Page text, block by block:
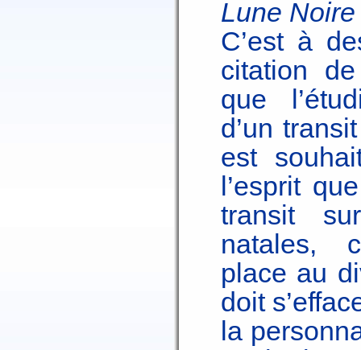
Lune
C’est à
citation
que
d’un
est
l’esprit
transit
natales,
place au
doit
la